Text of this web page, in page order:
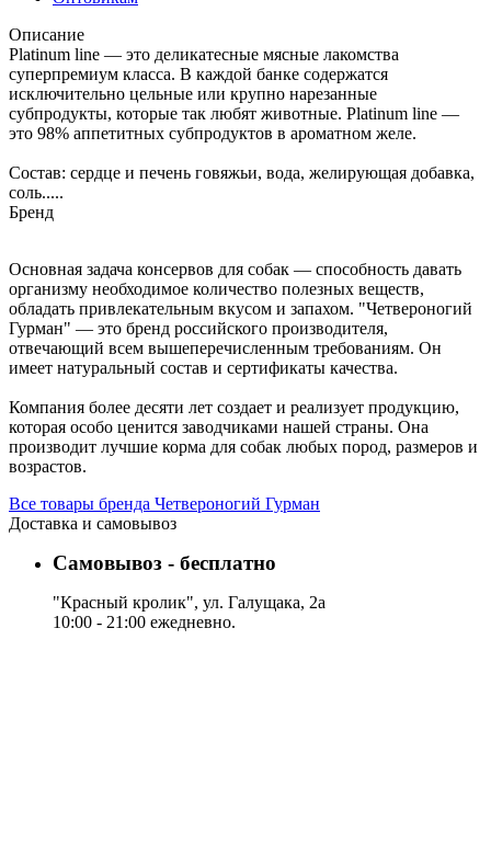
Описание
Platinum line — это деликатесные мясные лакомства
суперпремиум класса. В каждой банке содержатся
исключительно цельные или крупно нарезанные
субпродукты, которые так любят животные. Platinum line —
это 98% аппетитных субпродуктов в ароматном желе.
Состав: сердце и печень говяжьи, вода, желирующая добавка,
соль.....
Бренд
Основная задача консервов для собак — способность давать
организму необходимое количество полезных веществ,
обладать привлекательным вкусом и запахом. "Четвероногий
Гурман" — это бренд российского производителя,
отвечающий всем вышеперечисленным требованиям. Он
имеет натуральный состав и сертификаты качества.
Компания более десяти лет создает и реализует продукцию,
которая особо ценится заводчиками нашей страны. Она
производит лучшие корма для собак любых пород, размеров и
возрастов.
Все товары бренда Четвероногий Гурман
Доставка и самовывоз
Самовывоз - бесплатно
"Красный кролик", ул. Галущака, 2а
10:00 - 21:00 ежедневно.